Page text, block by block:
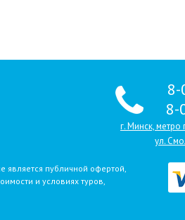
8-
8-
г. Минск,
ул.
является публичной офертой,
и условиях туров,